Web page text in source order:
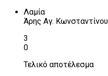
Λαμία
Άρης Αγ. Κωνσταντίνου
3
0
Τελικό αποτέλεσμα